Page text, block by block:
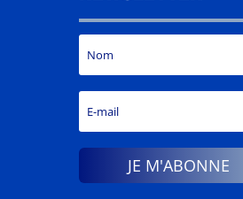
JE M'ABONNE